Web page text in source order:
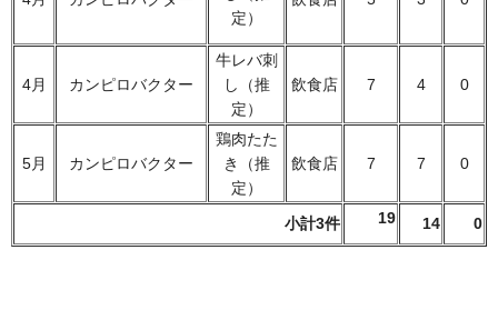
定）
4月 カンピロバクター
牛レバ刺
し（推
定）
飲食店 7 4 0
5月 カンピロバクター
鶏肉たた
き（推
定）
飲食店 7 7 0
小計3件 19 14 0